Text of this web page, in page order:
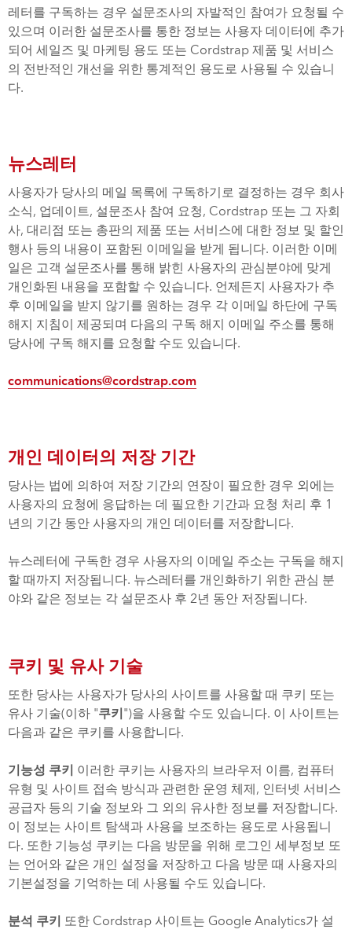
레터를 구독하는 경우 설문조사의 자발적인 참여가 요청될 수
있으며 이러한 설문조사를 통한 정보는 사용자 데이터에 추가
되어 세일즈 및 마케팅 용도 또는 Cordstrap 제품 및 서비스
의 전반적인 개선을 위한 통계적인 용도로 사용될 수 있습니
다.
뉴스레터
사용자가 당사의 메일 목록에 구독하기로 결정하는 경우 회사
소식, 업데이트, 설문조사 참여 요청, Cordstrap 또는 그 자회
사, 대리점 또는 총판의 제품 또는 서비스에 대한 정보 및 할인
행사 등의 내용이 포함된 이메일을 받게 됩니다. 이러한 이메
일은 고객 설문조사를 통해 밝힌 사용자의 관심분야에 맞게
개인화된 내용을 포함할 수 있습니다. 언제든지 사용자가 추
후 이메일을 받지 않기를 원하는 경우 각 이메일 하단에 구독
해지 지침이 제공되며 다음의 구독 해지 이메일 주소를 통해
당사에 구독 해지를 요청할 수도 있습니다.
communications@cordstrap.com
개인 데이터의 저장 기간
당사는 법에 의하여 저장 기간의 연장이 필요한 경우 외에는
사용자의 요청에 응답하는 데 필요한 기간과 요청 처리 후 1
년의 기간 동안 사용자의 개인 데이터를 저장합니다.
뉴스레터에 구독한 경우 사용자의 이메일 주소는 구독을 해지
할 때까지 저장됩니다. 뉴스레터를 개인화하기 위한 관심 분
야와 같은 정보는 각 설문조사 후 2년 동안 저장됩니다.
쿠키 및 유사 기술
또한 당사는 사용자가 당사의 사이트를 사용할 때 쿠키 또는
유사 기술(이하 "쿠키 ")을 사용할 수도 있습니다. 이 사이트는
다음과 같은 쿠키를 사용합니다.
기능성 쿠키 이러한 쿠키는 사용자의 브라우저 이름, 컴퓨터
유형 및 사이트 접속 방식과 관련한 운영 체제, 인터넷 서비스
공급자 등의 기술 정보와 그 외의 유사한 정보를 저장합니다.
이 정보는 사이트 탐색과 사용을 보조하는 용도로 사용됩니
다. 또한 기능성 쿠키는 다음 방문을 위해 로그인 세부정보 또
는 언어와 같은 개인 설정을 저장하고 다음 방문 때 사용자의
기본설정을 기억하는 데 사용될 수도 있습니다.
분석 쿠키 또한 Cordstrap 사이트는 Google Analytics가 설